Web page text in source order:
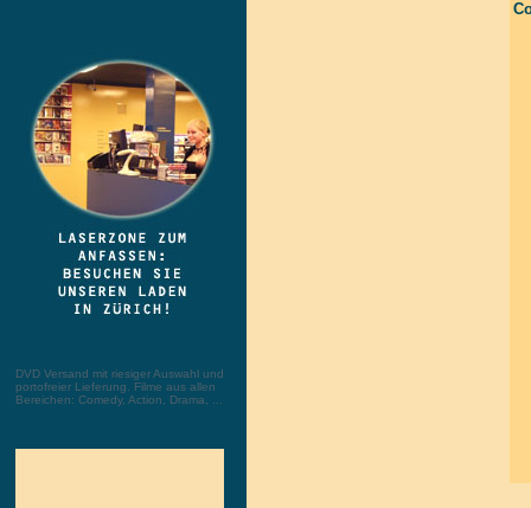
DVD Versand mit riesiger Auswahl und
portofreier Lieferung. Filme aus allen
Bereichen: Comedy, Action, Drama, ...